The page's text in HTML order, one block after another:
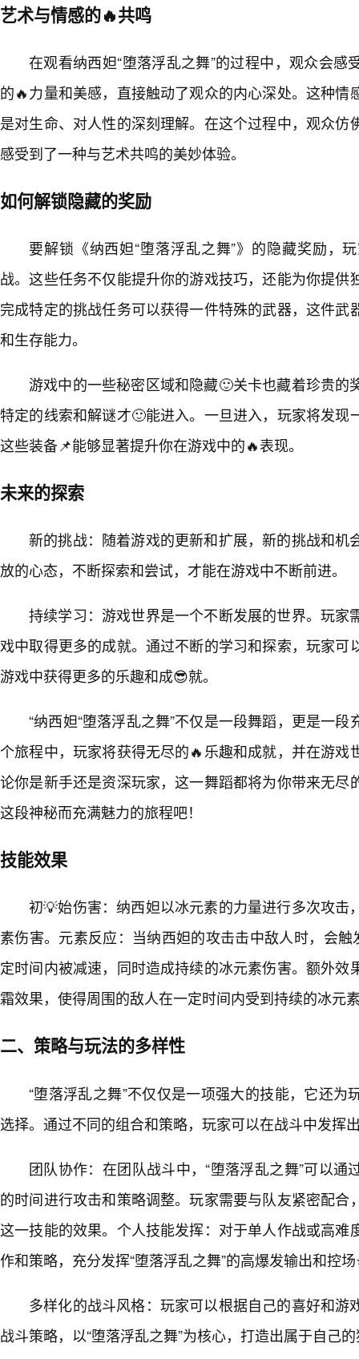
艺术与情感的🔥共鸣
在观看纳西妲“堕落浮乱之舞”的过程中，观众会感
的🔥力量和美感，直接触动了观众的内心深处。这种情
是对生命、对人性的深刻理解。在这个过程中，观众仿
感受到了一种与艺术共鸣的美妙体验。
如何解锁隐藏的奖励
要解锁《纳西妲“堕落浮乱之舞”》的隐藏奖励，
战。这些任务不仅能提升你的游戏技巧，还能为你提供
完成特定的挑战任务可以获得一件特殊的武器，这件武
和生存能力。
游戏中的一些秘密区域和隐藏🙂关卡也藏着珍贵的
特定的线索和解谜才🙂能进入。一旦进入，玩家将发现
这些装备📌能够显著提升你在游戏中的🔥表现。
未来的探索
新的挑战：随着游戏的更新和扩展，新的挑战和机
放的心态，不断探索和尝试，才能在游戏中不断前进。
持续学习：游戏世界是一个不断发展的世界。玩家
戏中取得更多的成就。通过不断的学习和探索，玩家可
游戏中获得更多的乐趣和成😎就。
“纳西妲“堕落浮乱之舞”不仅是一段舞蹈，更是一
个旅程中，玩家将获得无尽的🔥乐趣和成就，并在游戏
论你是新手还是资深玩家，这一舞蹈都将为你带来无尽
这段神秘而充满魅力的旅程吧！
技能效果
初💡始伤害：纳西妲以冰元素的力量进行多次攻击
素伤害。元素反应：当纳西妲的攻击击中敌人时，会触
定时间内被减速，同时造成持续的冰元素伤害。额外效
霜效果，使得周围的敌人在一定时间内受到持续的冰元
二、策略与玩法的多样性
“堕落浮乱之舞”不仅仅是一项强大的技能，它还为
选择。通过不同的组合和策略，玩家可以在战斗中发挥
团队协作：在团队战斗中，“堕落浮乱之舞”可以通
的时间进行攻击和策略调整。玩家需要与队友紧密配合
这一技能的效果。个人技能发挥：对于单人作战或高难
作和策略，充分发挥“堕落浮乱之舞”的高爆发输出和控
多样化的战斗风格：玩家可以根据自己的喜好和游
战斗策略，以“堕落浮乱之舞”为核心，打造出属于自己